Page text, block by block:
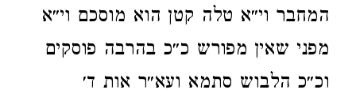
המחבר וי״א טלה קטן הוא מוסכם וי״א
מפני שאין מפורש כ״כ בהרבה פוסקים
וכ״כ הלבוש סתמא ועא״ר אות ד׳